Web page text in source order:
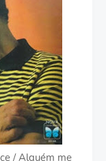
/ Alguém me